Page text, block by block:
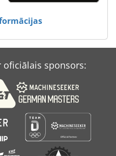
oficiālais sponsors: